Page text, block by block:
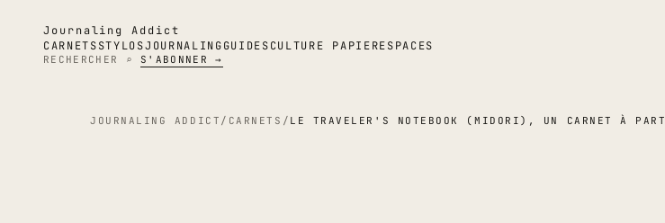
Journaling Addict
CARNETSSTYLOSJOURNALINGGUIDESCULTURE PAPIERESPACES
RECHERCHER ⌕ S'ABONNER →
JOURNALING ADDICT / CARNETS / LE TRAVELER'S NOTEBOOK (MIDORI), UN CARNET À PART